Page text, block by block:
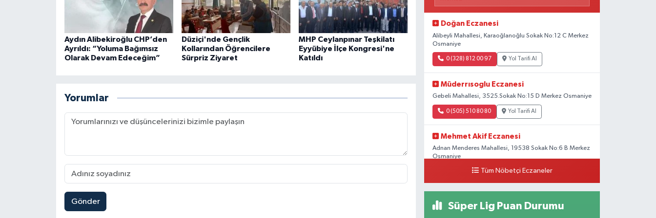
Aydın Alibekiroğlu CHP’den
Ayrıldı: “Yoluma Bağımsız
Olarak Devam Edeceğim”
Düziçi'nde Gençlik
Kollarından Öğrencilere
Sürpriz Ziyaret
MHP Ceylanpınar Teşkilatı
Eyyübiye İlçe Kongresi'ne
Katıldı
Yorumlar
Gönder
Doğan Eczanesi
Alibeyli Mahallesi, Karaoğlanoğlu Sokak No:12 C Merkez
Osmaniye
0 (328) 812 00 97 Yol Tarifi Al
Müderrısoglu Eczanesi
Gebeli Mahallesi, 3525.Sokak No:15 D Merkez Osmaniye
0 (505) 510 80 80 Yol Tarifi Al
Mehmet Akif Eczanesi
Adnan Menderes Mahallesi, 19538 Sokak No:6 B Merkez
Osmaniye
0 (328) 802 58 00 Yol Tarifi Al
Tüm Nöbetçi Eczaneler
Süper Lig Puan Durumu